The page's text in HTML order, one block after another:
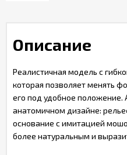
Описание
Реалистичная модель с
которая позволяет менять
его под удобное положение.
анатомичном дизайне:
основание с имитацией
более натуральным и